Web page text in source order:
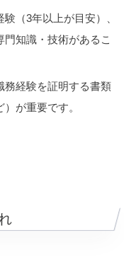
（3年以上が目安）、
知識・技術があるこ
務経験を証明する書類
が重要です。